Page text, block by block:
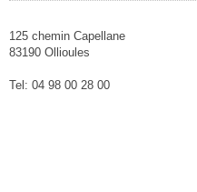
125 chemin Capellane
83190 Ollioules
Tel: 04 98 00 28 00